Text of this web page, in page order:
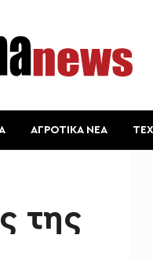
ΑΓΡΟΤΙΚΑ ΝΕΑ
της